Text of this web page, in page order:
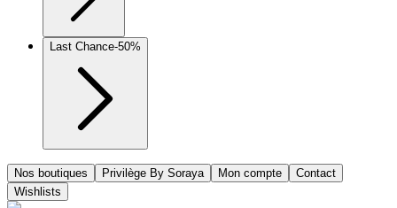
Last Chance-50%
Nos boutiques Privilège By Soraya Mon compte
Contact
Wishlists